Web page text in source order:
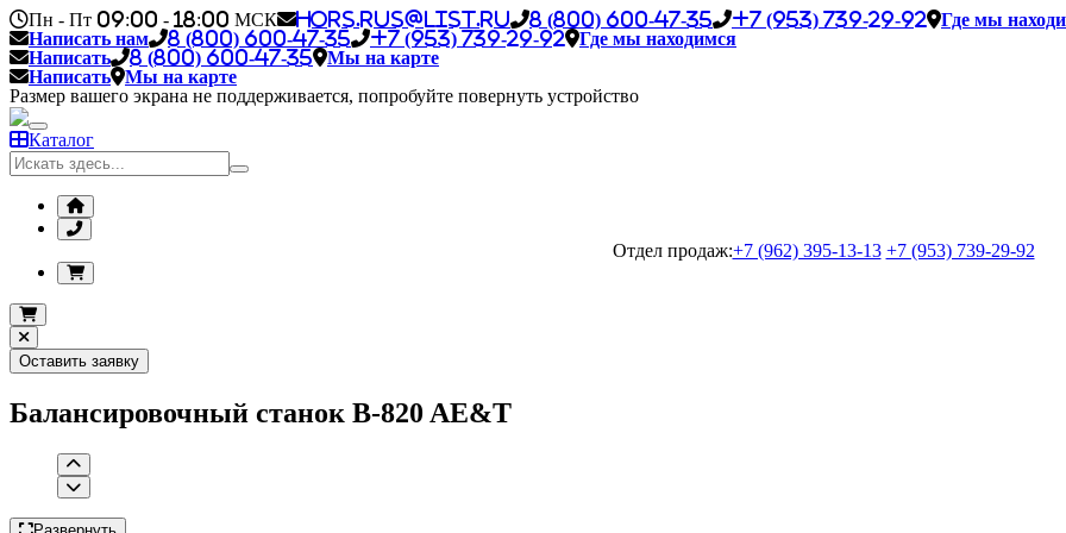
Пн - Пт 09:00 - 18:00 МСК hors.rus@list.ru 8 (800) 600-47-35 +7 (953) 739-29-92
Где мы
Написать нам
8 (800) 600-47-35 +7 (953) 739-29-92
Где мы находимся
Написать
8 (800) 600-47-35
Мы на карте
Написать
Мы на карте
Размер вашего экрана не поддерживается, попробуйте повернуть устройство
Каталог
Отдел продаж:+7 (962) 395-13-13 +7 (953) 739-29-92
Оставить заявку
Балансировочный станок B-820 AE&T